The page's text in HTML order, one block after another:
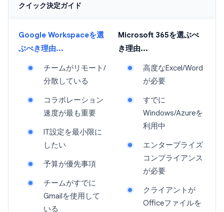
クイック決定ガイド
Google Workspaceを選
ぶべき理由...
チームがリモート/
分散している
コラボレーション
速度が最も重要
IT設定を最小限に
したい
予算が優先事項
チームがすでに
Gmailを使用して
いる
Microsoft 365を選ぶべ
き理由...
高度なExcel/Word
が必要
すでに
Windows/Azureを
利用中
エンタープライズ
コンプライアンス
が必要
クライアントが
Officeファイルを